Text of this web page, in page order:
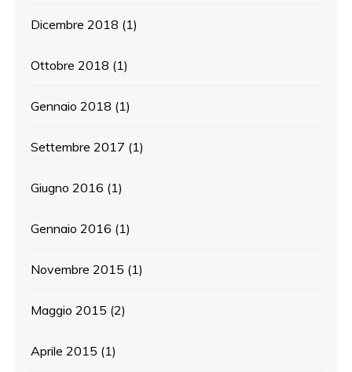
Dicembre 2018 (1)
Ottobre 2018 (1)
Gennaio 2018 (1)
Settembre 2017 (1)
Giugno 2016 (1)
Gennaio 2016 (1)
Novembre 2015 (1)
Maggio 2015 (2)
Aprile 2015 (1)